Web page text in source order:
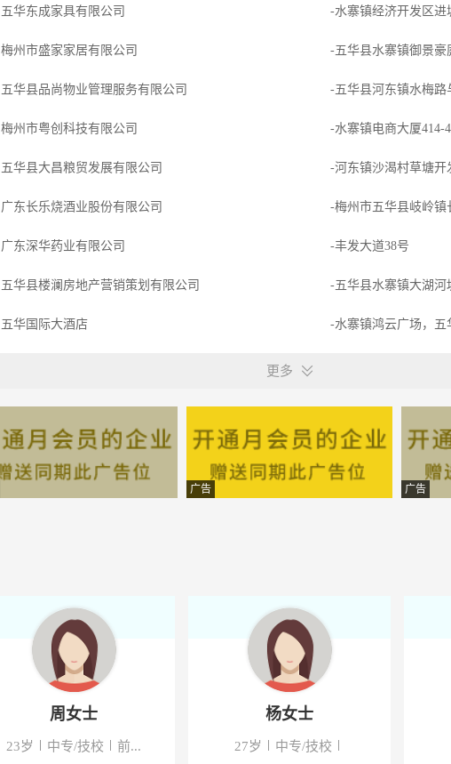
五华东成家具有限公司 -水寨镇经济开发区进
梅州市盛家家居有限公司 -五华县水寨镇御景豪
五华县品尚物业管理服务有限公司 -五华县河东镇水梅路
梅州市粤创科技有限公司 -水寨镇电商大厦414-
五华县大昌粮贸发展有限公司 -河东镇沙渴村草塘开
广东长乐烧酒业股份有限公司 -梅州市五华县岐岭镇
广东深华药业有限公司 -丰发大道38号
五华县楼澜房地产营销策划有限公司 -五华县水寨镇大湖河
五华国际大酒店 -水寨镇鸿云广场，五
梅州市乐源教育科技有限公司 -五华县水寨镇创业孵
梅州嘉荣超市有限公司 -水寨镇水寨大道奥园
五华县骏兴电器有限公司 -五华县工业园区
梅州市吉立科技有限公司
广东辉骏科技集团有限公司 -广东省梅州市五华
更多
广告 广告
周女士
23岁 中专/技校 前...
杨女士
27岁 中专/技校